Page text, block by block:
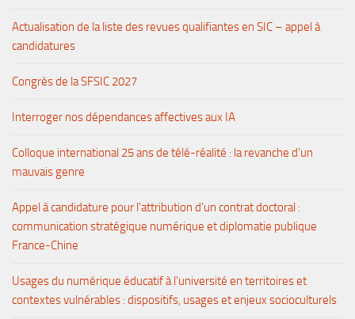
Actualisation de la liste des revues qualifiantes en SIC – appel à
candidatures
Congrès de la SFSIC 2027
Interroger nos dépendances affectives aux IA
Colloque international 25 ans de télé-réalité : la revanche d’un
mauvais genre
Appel à candidature pour l’attribution d’un contrat doctoral :
communication stratégique numérique et diplomatie publique
France-Chine
Usages du numérique éducatif à l’université en territoires et
contextes vulnérables : dispositifs, usages et enjeux socioculturels